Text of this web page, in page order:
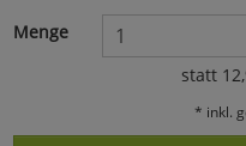
Menge
statt
* inkl.